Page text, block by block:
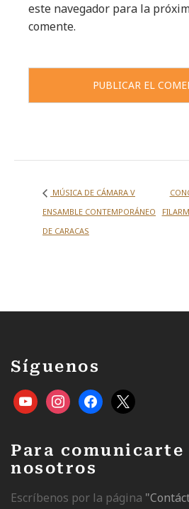
este navegador para la
comente.
MÚSICA DE CÁMARA V
ENSAMBLE CONTEMPORÁNEO
DE CARACAS
Síguenos
Para comunicarte
nosotros
Escríbenos por la página